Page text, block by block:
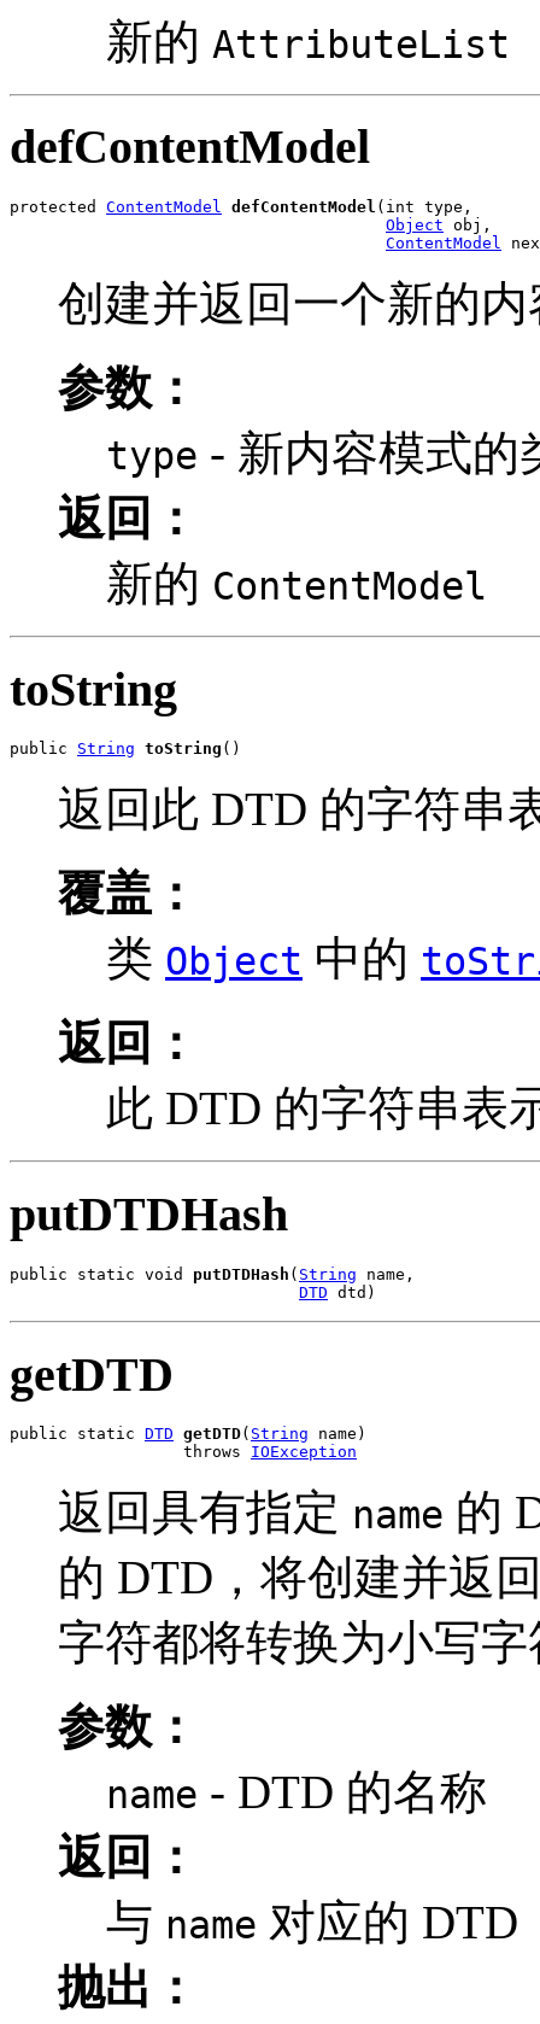
新的 AttributeList
defContentModel
protected ContentModel defContentModel (int type,
Object obj,
ContentModel
创建并返回一个新的
参数：
type - 新内容模式的
返回：
新的 ContentModel
toString
public String toString ()
返回此 DTD 的字符串
覆盖：
类 Object 中的
返回：
此 DTD 的字符串表
putDTDHash
public static void putDTDHash ( String name,
DTD dtd)
getDTD
public static DTD getDTD( String name)
                  throws
IOException
返回具有指定 name 的
的 DTD，将创建并返
字符都将转换为小写字
参数：
name - DTD 的名称
返回：
与 name 对应的 DTD
抛出：